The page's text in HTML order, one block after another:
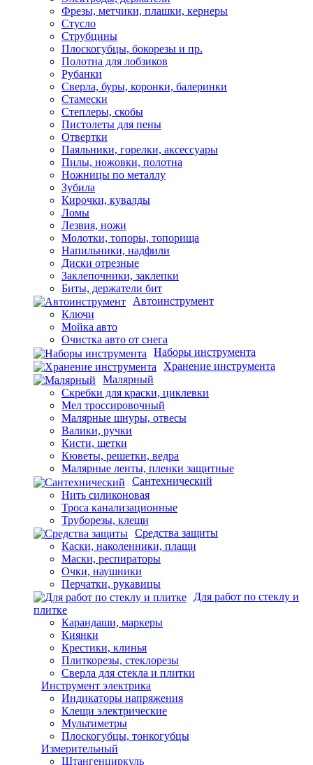
Электроды, держатели
Фрезы, метчики, плашки, кернеры
Стусло
Струбцины
Плоскогубцы, бокорезы и пр.
Полотна для лобзиков
Рубанки
Сверла, буры, коронки, балеринки
Стамески
Степлеры, скобы
Пистолеты для пены
Отвертки
Паяльники, горелки, аксессуары
Пилы, ножовки, полотна
Ножницы по металлу
Зубила
Кирочки, кувалды
Ломы
Лезвия, ножи
Молотки, топоры, топорища
Напильники, надфили
Диски отрезные
Заклепочники, заклепки
Биты, держатели бит
Автоинструмент
Ключи
Мойка авто
Очистка авто от снега
Наборы инструмента
Хранение инструмента
Малярный
Скребки для краски, циклевки
Мел троссировочный
Малярные шнуры, отвесы
Валики, ручки
Кисти, щетки
Кюветы, решетки, ведра
Малярные ленты, пленки защитные
Сантехнический
Нить силиконовая
Троса канализационные
Труборезы, клещи
Средства защиты
Каски, наколенники, плащи
Маски, респираторы
Очки, наушники
Перчатки, рукавицы
Для работ по стеклу и
плитке
Карандаши, маркеры
Киянки
Крестики, клинья
Плиткорезы, стеклорезы
Сверла для стекла и плитки
Инструмент электрика
Индикаторы напряжения
Клещи электрические
Мультиметры
Плоскогубцы, тонкогубцы
Измерительный